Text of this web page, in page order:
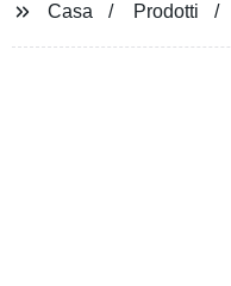
Casa Prodotti